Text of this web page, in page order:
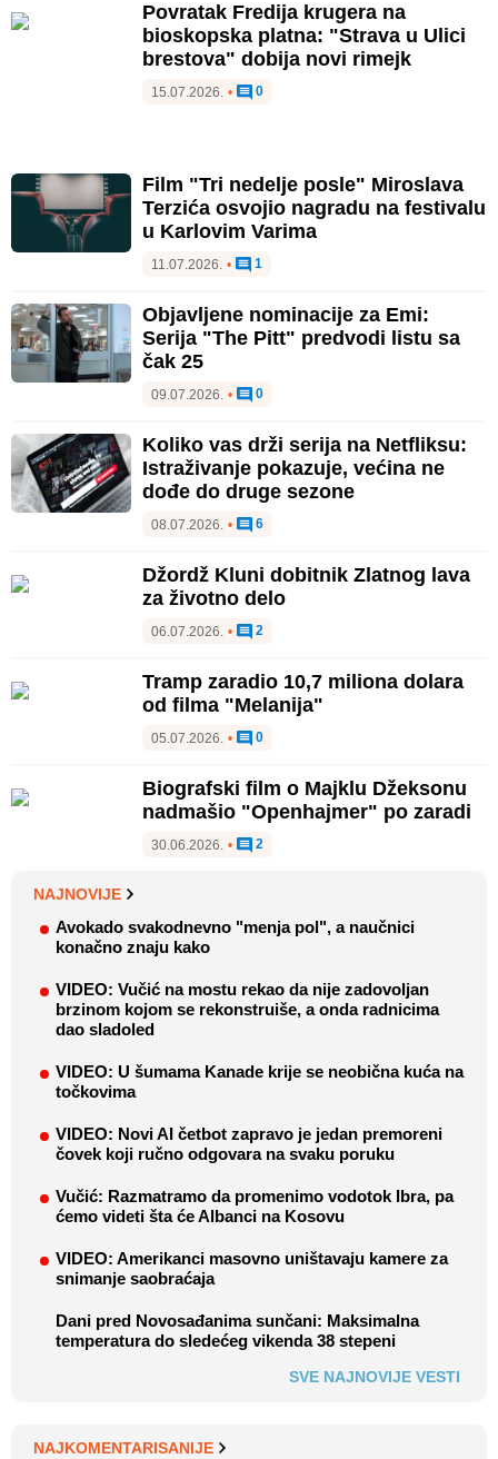
Povratak Fredija krugera na
bioskopska platna: "Strava u Ulici
brestova" dobija novi rimejk
15.07.2026. • 0
Film "Tri nedelje posle" Miroslava
Terzića osvojio nagradu na festivalu
u Karlovim Varima
11.07.2026. • 1
Objavljene nominacije za Emi:
Serija "The Pitt" predvodi listu sa
čak 25
09.07.2026. • 0
Koliko vas drži serija na Netfliksu:
Istraživanje pokazuje, većina ne
dođe do druge sezone
08.07.2026. • 6
Džordž Kluni dobitnik Zlatnog lava
za životno delo
06.07.2026. • 2
Tramp zaradio 10,7 miliona dolara
od filma "Melanija"
05.07.2026. • 0
Biografski film o Majklu Džeksonu
nadmašio "Openhajmer" po zaradi
30.06.2026. • 2
NAJNOVIJE
Avokado svakodnevno "menja pol", a naučnici
konačno znaju kako
VIDEO: Vučić na mostu rekao da nije zadovoljan
brzinom kojom se rekonstruiše, a onda radnicima
dao sladoled
VIDEO: U šumama Kanade krije se neobična kuća na
točkovima
VIDEO: Novi AI četbot zapravo je jedan premoreni
čovek koji ručno odgovara na svaku poruku
Vučić: Razmatramo da promenimo vodotok Ibra, pa
ćemo videti šta će Albanci na Kosovu
VIDEO: Amerikanci masovno uništavaju kamere za
snimanje saobraćaja
Dani pred Novosađanima sunčani: Maksimalna
temperatura do sledećeg vikenda 38 stepeni
SVE NAJNOVIJE VESTI
NAJKOMENTARISANIJE